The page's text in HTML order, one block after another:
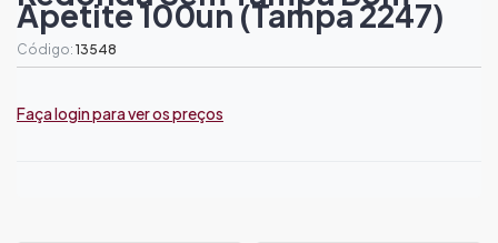
Apetite 100un (tampa 2247)
Código: 13548
Faça login para ver os preços